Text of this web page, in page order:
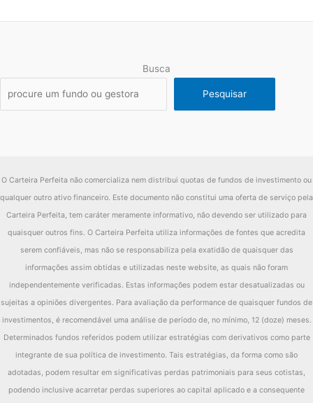
Busca
Pesquisar
O Carteira Perfeita não comercializa nem distribui quotas de fundos de investimento ou
qualquer outro ativo financeiro. Este documento não constitui uma oferta de serviço pela
Carteira Perfeita, tem caráter meramente informativo, não devendo ser utilizado para
quaisquer outros fins. O Carteira Perfeita utiliza informações de fontes que acredita
serem confiáveis, mas não se responsabiliza pela exatidão de quaisquer das
informações assim obtidas e utilizadas neste website, as quais não foram
independentemente verificadas. Estas informações podem estar desatualizadas ou
sujeitas a opiniões divergentes. Para avaliação da performance de quaisquer fundos de
investimentos, é recomendável uma análise de período de, no mínimo, 12 (doze) meses.
Determinados fundos referidos podem utilizar estratégias com derivativos como parte
integrante de sua política de investimento. Tais estratégias, da forma como são
adotadas, podem resultar em significativas perdas patrimoniais para seus cotistas,
podendo inclusive acarretar perdas superiores ao capital aplicado e a consequente